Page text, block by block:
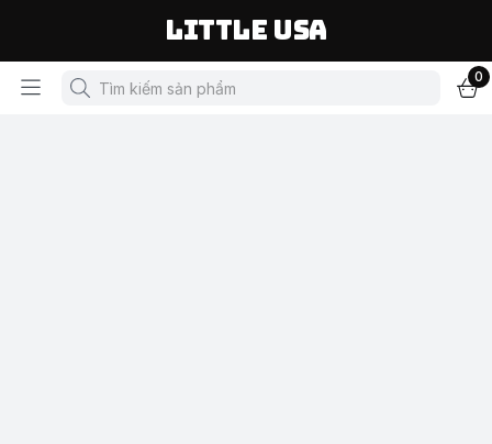
LITTLE USA
0